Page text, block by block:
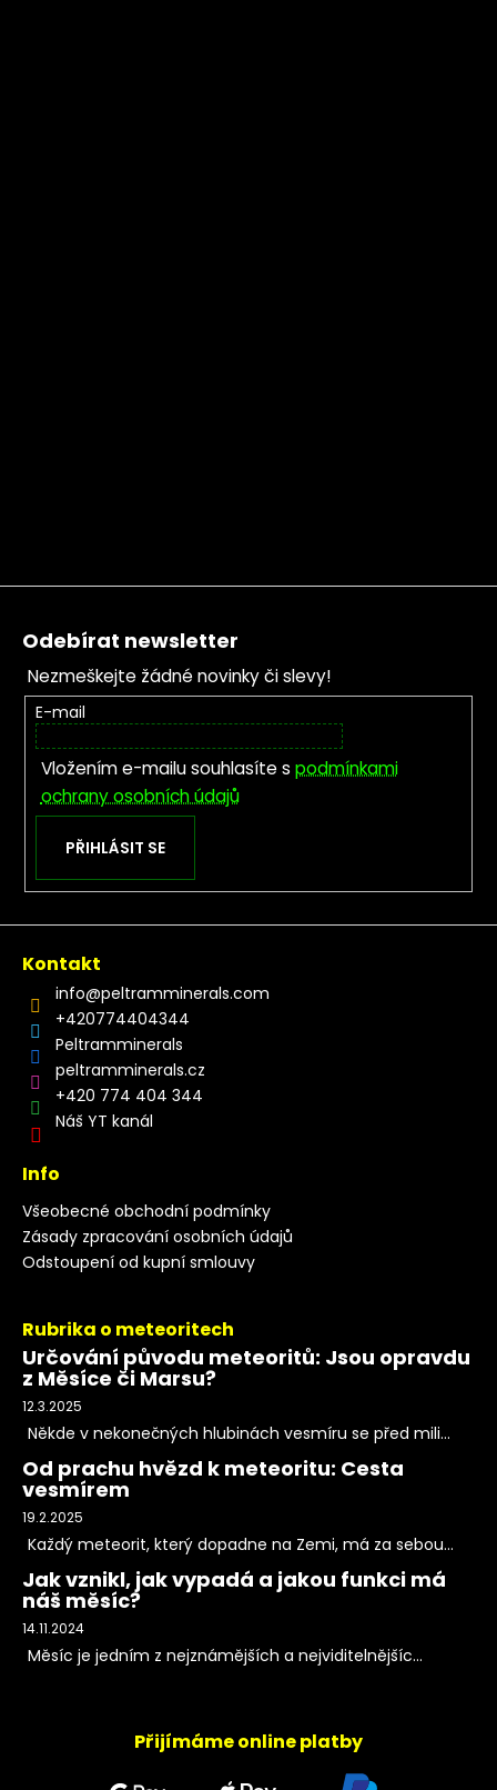
Zápatí
Odebírat newsletter
Nezmeškejte žádné novinky či slevy!
E-mail
Vložením e-mailu souhlasíte s podmínkami
ochrany osobních údajů
PŘIHLÁSIT SE
Kontakt
info@peltramminerals.com
+420774404344
Peltramminerals
peltramminerals.cz
+420 774 404 344
Náš YT kanál
Info
Všeobecné obchodní podmínky
Zásady zpracování osobních údajů
Odstoupení od kupní smlouvy
Rubrika o meteoritech
Určování původu meteoritů: Jsou opravdu
z Měsíce či Marsu?
12.3.2025
Někde v nekonečných hlubinách vesmíru se před mili...
Od prachu hvězd k meteoritu: Cesta
vesmírem
19.2.2025
Každý meteorit, který dopadne na Zemi, má za sebou...
Jak vznikl, jak vypadá a jakou funkci má
náš měsíc?
14.11.2024
Měsíc je jedním z nejznámějších a nejviditelnějšíc...
Přijímáme online platby